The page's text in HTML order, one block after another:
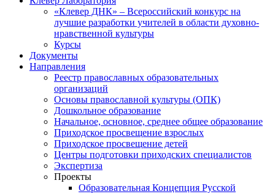
«Клевер ДНК» – Всероссийский конкурс на
лучшие разработки учителей в области духовно-
нравственной культуры
Курсы
Документы
Направления
Реестр православных образовательных
организаций
Основы православной культуры (ОПК)
Дошкольное образование
Начальное, основное, среднее общее образование
Приходское просвещение взрослых
Приходское просвещение детей
Центры подготовки приходских специалистов
Экспертиза
Проекты
Образовательная Концепция Русской